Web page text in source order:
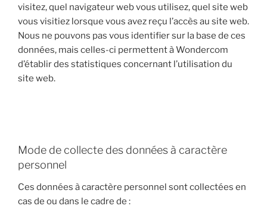
visitez, quel navigateur web vous utilisez, quel site web
vous visitiez lorsque vous avez reçu l’accès au site web.
Nous ne pouvons pas vous identifier sur la base de ces
données, mais celles-ci permettent à Wondercom
d’établir des statistiques concernant l’utilisation du
site web.
Mode de collecte des données à caractère
personnel
Ces données à caractère personnel sont collectées en
cas de ou dans le cadre de :